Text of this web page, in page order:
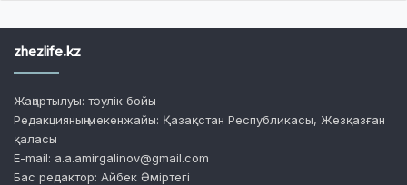
zhezlife.kz
Жаңартылуы: тәулік бойы
Редакцияның мекенжайы: Қазақстан Республикасы, Жезқазған
қаласы
E-mail: a.a.amirgalinov@gmail.com
Бас редактор: Айбек Әміртегі